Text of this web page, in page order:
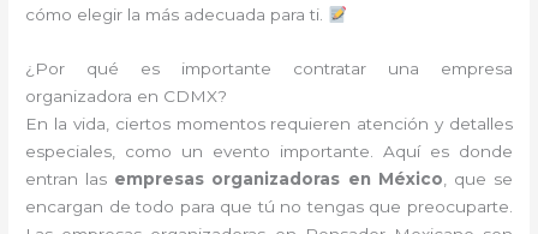
cómo elegir la más adecuada para ti.
¿Por qué es importante contratar una empresa
organizadora en CDMX?
En la vida, ciertos momentos requieren atención y detalles
especiales, como un evento importante. Aquí es donde
entran las empresas organizadoras en México , que se
encargan de todo para que tú no tengas que preocuparte.